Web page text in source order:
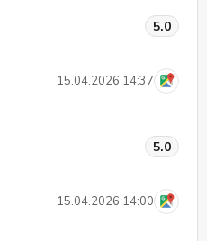
15.04.2026 14:37
5.0
15.04.2026 14:00
5.0